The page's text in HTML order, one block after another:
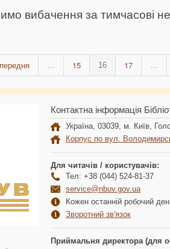
вибачення за тимчасові
15 16 17
Контактна інформація
Україна, 03039, м. Київ,
Корпус по вул.
Для читачів / користувачів:
Тел: +38 (044) 524-81-37
service@nbuv.gov.ua
Кожен останній робочий
Зворотний зв'язок
Приймальня директора (для